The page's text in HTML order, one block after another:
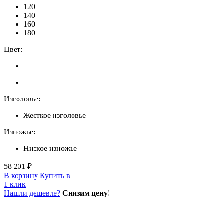
120
140
160
180
Цвет:
Изголовье:
Жесткое изголовье
Изножье:
Низкое изножье
58 201 ₽
В корзину Купить в
1 клик
Нашли дешевле? Снизим цену!